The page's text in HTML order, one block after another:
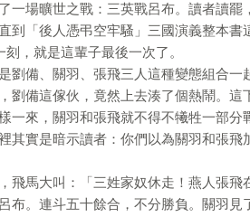
一場曠世之戰：三英戰呂布。讀者讀罷
到「後人憑弔空牢騷」三國演義整本書
，就是這輩子最後一次了。
劉備、關羽、張飛三人這種變態組合一
劉備這傢伙，竟然上去湊了個熱鬧。這
一來，關羽和張飛就不得不犧牲一部
其實是暗示讀者：你們以為關羽和張飛
馬大叫：「三姓家奴休走！燕人張飛
布。連斗五十餘合，不分勝負。關羽見